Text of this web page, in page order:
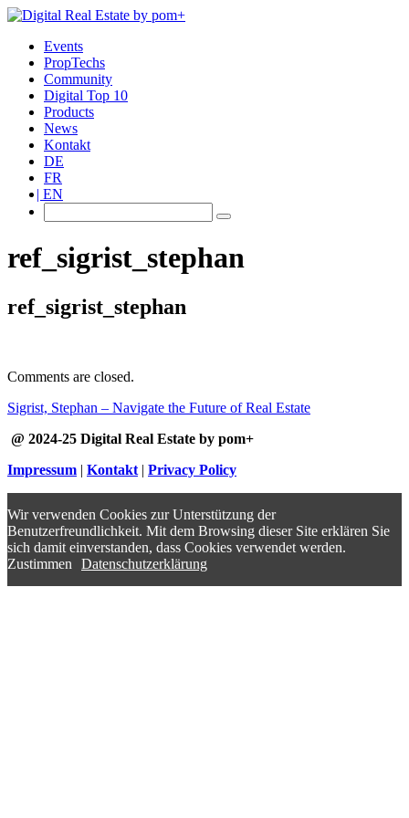
Events
PropTechs
Community
Digital Top 10
Products
News
Kontakt
DE
FR
EN
ref_sigrist_stephan
ref_sigrist_stephan
Comments are closed.
Sigrist, Stephan – Navigate the Future of Real Estate
@ 2024-25 Digital Real Estate by pom+
Impressum | Kontakt | Privacy Policy
Wir verwenden Cookies zur Unterstützung der
Benutzerfreundlichkeit. Mit dem Browsing dieser Site erklären Sie
sich damit einverstanden, dass Cookies verwendet werden.
Zustimmen
Datenschutzerklärung